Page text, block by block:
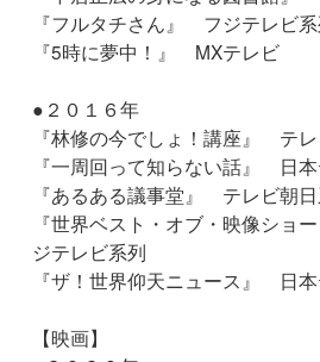
『フルタチさん』 フジテレビ
『5時に夢中！』 MXテレビ
●２０１６年
『林修の今でしょ！講座』 テ
『一周回って知らない話』 日
『あるある議事堂』 テレビ朝
『世界ベスト・オブ・映像ショ
ジテレビ系列
『ザ！世界仰天ニュース』 日
【映画】